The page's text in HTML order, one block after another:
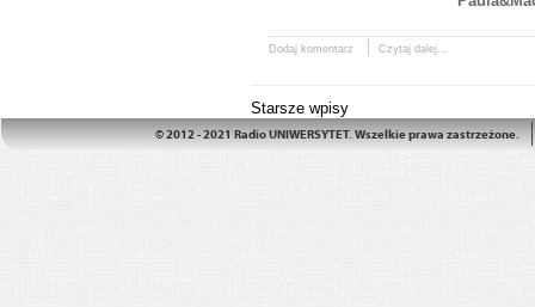
Dodaj komentarz Czytaj dalej...
Starsze wpisy
© 2012 - 2021 Radio UNIWERSYTET. Wszelkie prawa zastrzeżone.